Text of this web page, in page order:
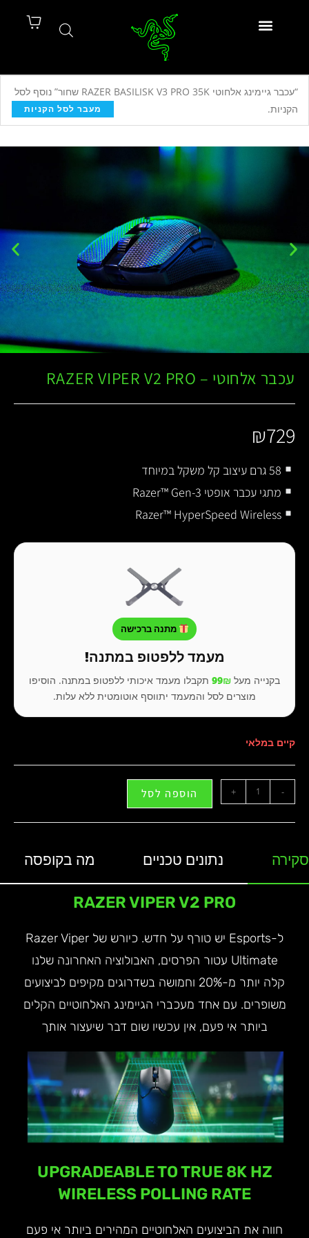
“עכבר גיימינג אלחוטי RAZER BASILISK V3 PRO 35K שחור” נוסף לסל
הקניות.
מעבר לסל הקניות
עכבר אלחוטי – RAZER VIPER V2 PRO
₪729
58 גרם עיצוב קל משקל במיוחד
מתגי עכבר אופטי Razer™ Gen-3
Razer™ HyperSpeed ​​Wireless
מתנה ברכישה
מעמד ללפטופ במתנה!
בקנייה מעל 99₪ תקבלו מעמד איכותי ללפטופ במתנה. הוסיפו
מוצרים לסל והמעמד יתווסף אוטומטית ללא עלות.
קיים במלאי
-
+ הוספה לסל
סקירה נתונים טכניים מה בקופסה
RAZER VIPER V2 PRO
ל-Esports יש טורף על חדש. כיורש של Razer Viper
Ultimate עטור הפרסים, האבולוציה האחרונה שלנו
קלה יותר מ-20% וחמושה בשדרוגים מקיפים לביצועים
משופרים. עם אחד מעכברי הגיימינג האלחוטיים הקלים
ביותר אי פעם, אין עכשיו שום דבר שיעצור אותך
UPGRADEABLE TO TRUE 8K HZ
WIRELESS POLLING RATE
חווה את הביצועים האלחוטיים המהירים ביותר אי פעם